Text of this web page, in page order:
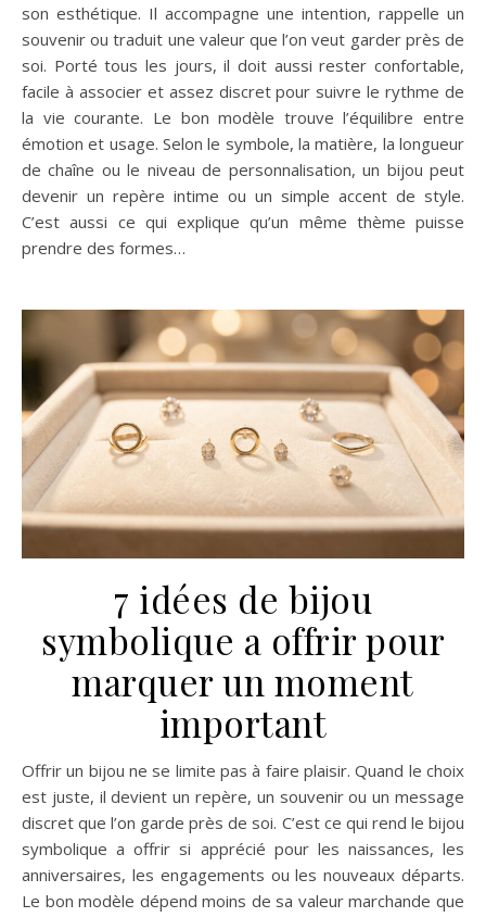
son esthétique. Il accompagne une intention, rappelle un
souvenir ou traduit une valeur que l’on veut garder près de
soi. Porté tous les jours, il doit aussi rester confortable,
facile à associer et assez discret pour suivre le rythme de
la vie courante. Le bon modèle trouve l’équilibre entre
émotion et usage. Selon le symbole, la matière, la longueur
de chaîne ou le niveau de personnalisation, un bijou peut
devenir un repère intime ou un simple accent de style.
C’est aussi ce qui explique qu’un même thème puisse
prendre des formes…
7 idées de bijou
symbolique a offrir pour
marquer un moment
important
Offrir un bijou ne se limite pas à faire plaisir. Quand le choix
est juste, il devient un repère, un souvenir ou un message
discret que l’on garde près de soi. C’est ce qui rend le bijou
symbolique a offrir si apprécié pour les naissances, les
anniversaires, les engagements ou les nouveaux départs.
Le bon modèle dépend moins de sa valeur marchande que